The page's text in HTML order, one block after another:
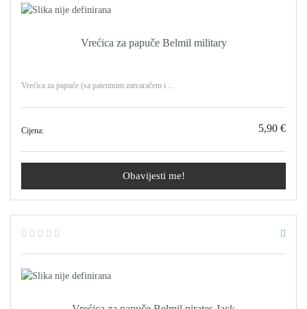
Vrećica za papuče Belmil military
Vrećica za papuče (sa patentnim zatvaračem i ...
Cijena: 5,90 €
Obavijesti me!